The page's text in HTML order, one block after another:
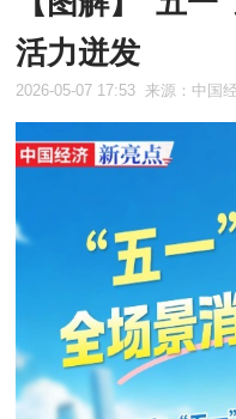
活力迸发
2026-05-07 17:53 来源：中国